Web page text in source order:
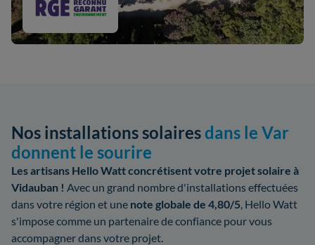
Nos installations solairesdans le Var
donnent le sourire
Les artisans Hello Watt concrétisent votre projet solaire à
Vidauban ! Avec un grand nombre d'installations effectuées
dans votre région et une note globale de 4,80/5 , Hello Watt
s'impose comme un partenaire de confiance pour vous
accompagner dans votre projet.